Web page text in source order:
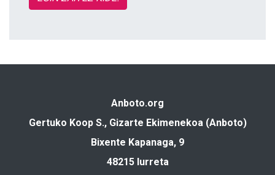
Anboto.org
Gertuko Koop S., Gizarte Ekimenekoa (Anboto)
Bixente Kapanaga, 9
48215 Iurreta